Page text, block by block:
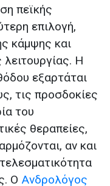
πεϊκής
επιλογή,
κάμψης και
Η
εξαρτάται
τις προσδοκίες
του
θεραπείες,
αν και
Ο Ανδρολόγος